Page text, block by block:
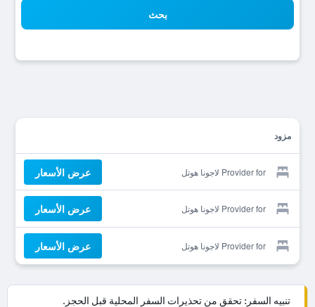
بحث
مزود
Provider for لاجونا هوتل عرض الأسعار
Provider for لاجونا هوتل عرض الأسعار
Provider for لاجونا هوتل عرض الأسعار
تنبيه السفر: تحقق من تحذيرات السفر المحلية قبل الحجز.